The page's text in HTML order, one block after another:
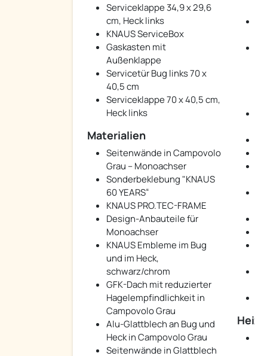
Serviceklappe 34,9 x 29,6
cm, Heck links
KNAUS ServiceBox
Gaskasten mit
Außenklappe
Servicetür Bug links 70 x
40,5 cm
Serviceklappe 70 x 40,5 cm,
Heck links
Materialien
Seitenwände in Campovolo
Grau – Monoachser
Sonderbeklebung "KNAUS
60 YEARS“
KNAUS PRO.TEC-FRAME
Design-Anbauteile für
Monoachser
KNAUS Embleme im Bug
und im Heck,
schwarz/chrom
GFK-Dach mit reduzierter
Hagelempfindlichkeit in
Campovolo Grau
Alu-Glattblech an Bug und
Heck in Campovolo Grau
Seitenwände in Glattblech